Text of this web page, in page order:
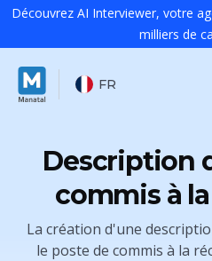
Découvrez AI Interviewer, votre
milliers de
FR
Description
commis à
La création d'une
le poste de commis à la